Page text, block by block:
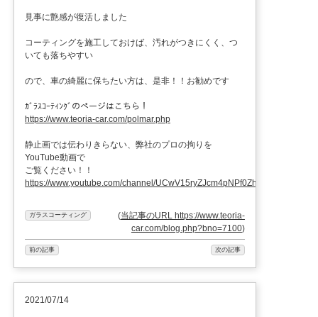
見事に艶感が復活しました
コーティングを施工しておけば、汚れがつきにくく、つ
いても落ちやすい
ので、車の綺麗に保ちたい方は、是非！！お勧めです
ｶﾞﾗｽｺｰﾃｨﾝｸﾞのページはこちら！
https://www.teoria-car.com/polmar.php
静止画では伝わりきらない、弊社のプロの拘りを
YouTube動画で
ご覧ください！！
https://www.youtube.com/channel/UCwV15ryZJcm4pNPf0ZhXu9g
ガラスコーティング (当記事のURL https://www.teoria-
car.com/blog.php?bno=7100)
前の記事 次の記事
2021/07/14